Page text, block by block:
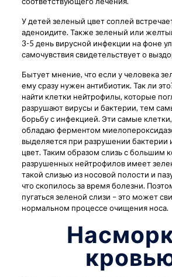
У детей зеленый цвет соплей
аденоидите. Также зеленый или
3-5 день вирусной инфекции на фоне
самочувствия свидетельствует о
Бытует мнение, что если у человека
ему сразу нужен антибиотик. Так ли
найти клетки нейтрофилы, которые
разрушают вирусы и бактерии, тем
борьбу с инфекцией. Эти самые
обладаю ферментом
выделяется при разрушении бактерии
цвет. Таким образом слизь с большим
разрушенных нейтрофилов имеет
такой слизью из носовой полости и
что скопилось за время болезни.
пугаться зеленой слизи – это может
нормальном процессе очищения носа.